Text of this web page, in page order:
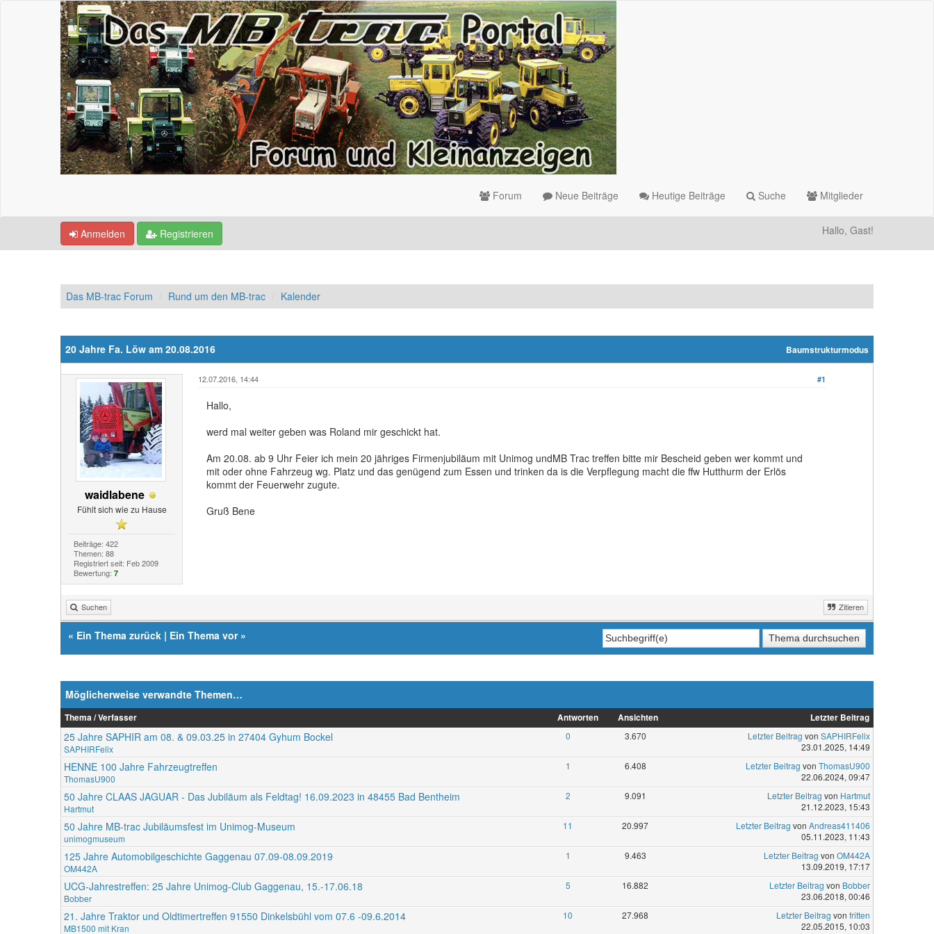
Forum Neue Beiträge Heutige Beiträge Suche Mitglieder
Anmelden Registrieren Hallo, Gast!
Das MB-trac Forum Rund um den MB-trac Kalender
Baumstrukturmodus
20 Jahre Fa. Löw am 20.08.2016
waidlabene
Fühlt sich wie zu Hause
Beiträge: 422
Themen: 88
Registriert seit: Feb 2009
Bewertung: 7
#1
12.07.2016, 14:44
Hallo,
werd mal weiter geben was Roland mir geschickt hat.
Am 20.08. ab 9 Uhr Feier ich mein 20 jähriges Firmenjubiläum mit Unimog undMB Trac treffen bitte mir Bescheid geben wer kommt und
mit oder ohne Fahrzeug wg. Platz und das genügend zum Essen und trinken da is die Verpflegung macht die ffw Hutthurm der Erlös
kommt der Feuerwehr zugute.
Gruß Bene
Suchen Zitieren
« Ein Thema zurück | Ein Thema vor»
Möglicherweise verwandte Themen…
Thema / Verfasser Antworten Ansichten Letzter Beitrag
25 Jahre SAPHIR am 08. & 09.03.25 in 27404 Gyhum Bockel
SAPHIRFelix
0 3.670 Letzter Beitrag von SAPHIRFelix
23.01.2025, 14:49
HENNE 100 Jahre Fahrzeugtreffen
ThomasU900
1 6.408 Letzter Beitrag von ThomasU900
22.06.2024, 09:47
50 Jahre CLAAS JAGUAR - Das Jubiläum als Feldtag! 16.09.2023 in 48455 Bad Bentheim
Hartmut
2 9.091 Letzter Beitrag von Hartmut
21.12.2023, 15:43
50 Jahre MB-trac Jubiläumsfest im Unimog-Museum
unimogmuseum
11 20.997 Letzter Beitrag von Andreas411406
05.11.2023, 11:43
125 Jahre Automobilgeschichte Gaggenau 07.09-08.09.2019
OM442A
1 9.463 Letzter Beitrag von OM442A
13.09.2019, 17:17
UCG-Jahrestreffen: 25 Jahre Unimog-Club Gaggenau, 15.-17.06.18
Bobber
5 16.882 Letzter Beitrag von Bobber
23.06.2018, 00:46
21. Jahre Traktor und Oldtimertreffen 91550 Dinkelsbühl vom 07.6 -09.6.2014
MB1500 mit Kran
10 27.968 Letzter Beitrag von fritten
22.05.2015, 10:03